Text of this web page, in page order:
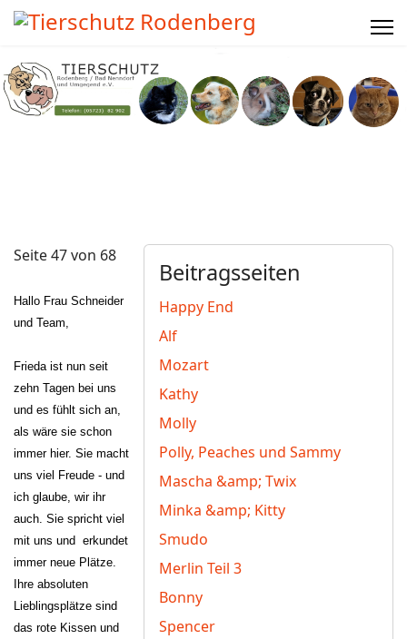
Beitragsseiten
Happy End
Alf
Mozart
Kathy
Molly
Polly, Peaches und Sammy
Mascha &amp; Twix
Minka &amp; Kitty
Smudo
Merlin Teil 3
Bonny
Spencer
Seite 47 von 68
Hallo Frau Schneider
und Team,
Frieda ist nun seit
zehn Tagen bei uns
und es fühlt sich an,
als wäre sie schon
immer hier. Sie macht
uns viel Freude - und
ich glaube, wir ihr
auch. Sie spricht viel
mit uns und erkundet
immer neue Plätze.
Ihre absoluten
Lieblingsplätze sind
das rote Kissen und